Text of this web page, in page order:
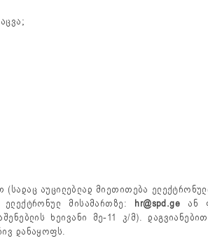
(სადაც აუცილებლად მიეთითება
მისამართზე: hr@spd.ge ან
ხეივანი მე-11 კ/მ).
დანაყოფს.